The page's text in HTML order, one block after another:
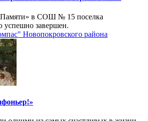
в СОШ № 15 поселка
успешно завершен.
Новопокровского района